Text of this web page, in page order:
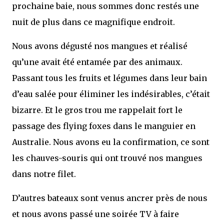
prochaine baie, nous sommes donc restés une
nuit de plus dans ce magnifique endroit.
Nous avons dégusté nos mangues et réalisé
qu’une avait été entamée par des animaux.
Passant tous les fruits et légumes dans leur bain
d’eau salée pour éliminer les indésirables, c’était
bizarre. Et le gros trou me rappelait fort le
passage des flying foxes dans le manguier en
Australie. Nous avons eu la confirmation, ce sont
les chauves-souris qui ont trouvé nos mangues
dans notre filet.
D’autres bateaux sont venus ancrer près de nous
et nous avons passé une soirée TV à faire